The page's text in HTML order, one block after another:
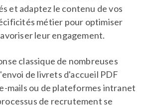
et adaptez le contenu de vos
métier pour optimiser
leur engagement.
classique de nombreuses
de livrets d'accueil PDF
mails ou de plateformes intranet
de recrutement se